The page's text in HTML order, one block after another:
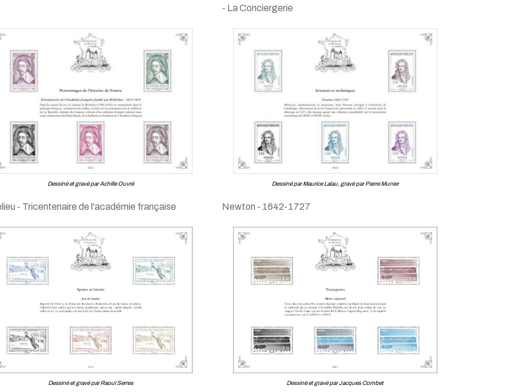
- La Conciergerie
Dessiné et gravé par Achille Ouvré
- Tricentenaire de l'académie française
Dessiné par Maurice Lalau, gravé par Pierre Munier
Newton - 1642-1727
Dessiné et gravé par Raoul Serres Dessiné et gravé par Jacques Combet